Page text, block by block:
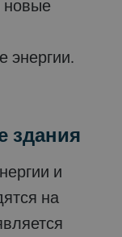
новые
энергии.
здания
на